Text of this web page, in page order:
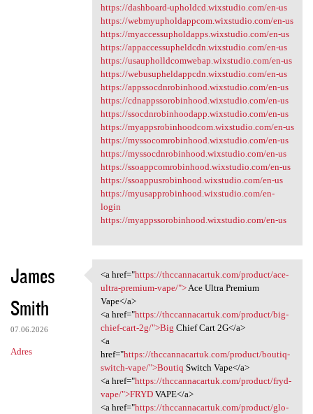
https://dashboard-upholdcd.wixstudio.com/en-us
https://webmyupholdappcom.wixstudio.com/en-us
https://myaccessupholdapps.wixstudio.com/en-us
https://appaccessupheldcdn.wixstudio.com/en-us
https://usaupholldcomwebap.wixstudio.com/en-us
https://webusupheldappcdn.wixstudio.com/en-us
https://appssocdnrobinhood.wixstudio.com/en-us
https://cdnappssorobinhood.wixstudio.com/en-us
https://ssocdnrobinhoodapp.wixstudio.com/en-us
https://myappsrobinhoodcom.wixstudio.com/en-us
https://myssocomrobinhood.wixstudio.com/en-us
https://myssocdnrobinhood.wixstudio.com/en-us
https://ssoappcomrobinhood.wixstudio.com/en-us
https://ssoappusrobinhood.wixstudio.com/en-us
https://myusapprobinhood.wixstudio.com/en-
login
https://myappssorobinhood.wixstudio.com/en-us
James
Smith
07.06.2026
Adres
<a href="https:/
<a href="https://thccannacartuk.com/product/ace-
ultra-premium-vape/">Ace Ultra Premium
Vape</a>
<a href="https://thccannacartuk.com/product/big-
chief-cart-2g/">Big Chief Cart 2G</a>
<a
href="https://thccannacartuk.com/product/boutiq-
switch-vape/">Boutiq Switch Vape</a>
<a href="https://thccannacartuk.com/product/fryd-
vape/">FRYDVAPE</a>
<a href="https://thccannacartuk.com/product/glo-